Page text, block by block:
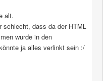
alt.
schlecht, dass da der HTML
wurde in den
ja alles verlinkt sein :/